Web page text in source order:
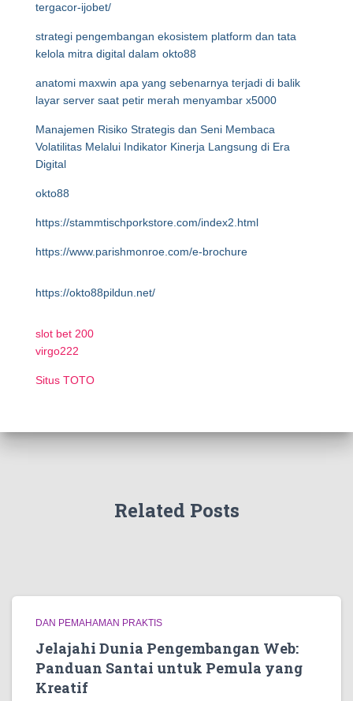
tergacor-ijobet/
strategi pengembangan ekosistem platform dan tata
kelola mitra digital dalam okto88
anatomi maxwin apa yang sebenarnya terjadi di balik
layar server saat petir merah menyambar x5000
Manajemen Risiko Strategis dan Seni Membaca
Volatilitas Melalui Indikator Kinerja Langsung di Era
Digital
okto88
https://stammtischporkstore.com/index2.html
https://www.parishmonroe.com/e-brochure
https://okto88pildun.net/
slot bet 200
virgo222
Situs TOTO
Related Posts
DAN PEMAHAMAN PRAKTIS
Jelajahi Dunia Pengembangan Web:
Panduan Santai untuk Pemula yang
Kreatif